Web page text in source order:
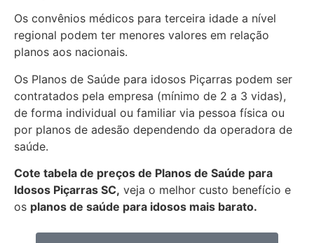
Os convênios médicos para terceira idade a nível
regional podem ter menores valores em relação
planos aos nacionais.
Os Planos de Saúde para idosos Piçarras podem ser
contratados pela empresa (mínimo de 2 a 3 vidas),
de forma individual ou familiar via pessoa física ou
por planos de adesão dependendo da operadora de
saúde.
Cote tabela de preços de Planos de Saúde para
Idosos Piçarras SC, veja o melhor custo benefício e
os planos de saúde para idosos mais barato.